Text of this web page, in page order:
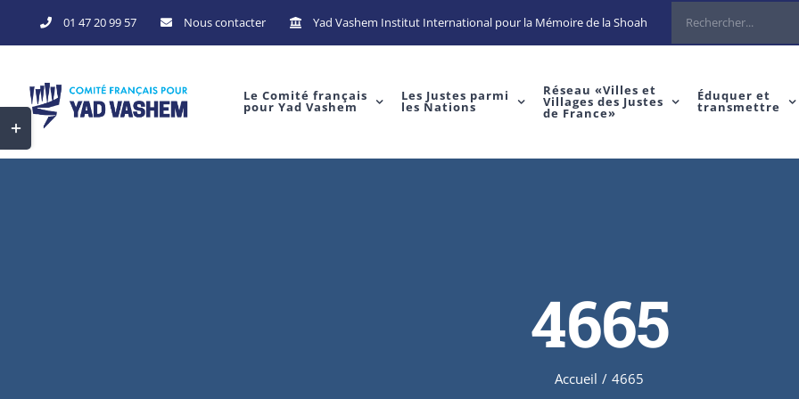
to
01 47 20 99 57 Nous contacter Yad Vashem Institut International pour la Mémoire de la Shoah Rechercher
Le Comité français
pour Yad Vashem
Les Justes parmi
les Nations
Réseau «Villes et
Villages des Justes
de France»
Éduquer et
transmettre
4665
Accueil / 4665
Toggle
Sliding